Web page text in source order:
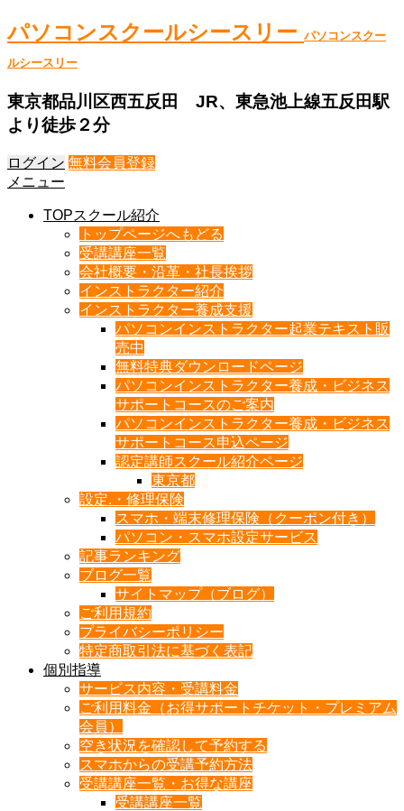
パソコンスクールシースリー パソコンスクー
ルシースリー
東京都品川区西五反田 JR、東急池上線五反田駅
より徒歩２分
ログイン 無料会員登録
メニュー
TOPスクール紹介
トップページへもどる
受講講座一覧
会社概要・沿革・社長挨拶
インストラクター紹介
インストラクター養成支援
パソコンインストラクター起業テキスト販
売中
無料特典ダウンロードページ
パソコンインストラクター養成・ビジネス
サポートコースのご案内
パソコンインストラクター養成・ビジネス
サポートコース申込ページ
認定講師スクール紹介ページ
東京都
設定.・修理保険
スマホ・端末修理保険（クーポン付き）
パソコン・スマホ設定サービス
記事ランキング
ブログ一覧
サイトマップ（ブログ）
ご利用規約
プライバシーポリシー
特定商取引法に基づく表記
個別指導
サービス内容・受講料金
ご利用料金（お得サポートチケット・プレミアム
会員）
空き状況を確認して予約する
スマホからの受講予約方法
受講講座一覧・お得な講座
受講講座一覧